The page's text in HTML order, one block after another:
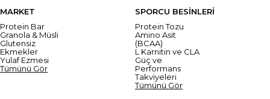
MARKET
Protein Bar
Granola & Müsli
Glutensiz
Ekmekler
Yulaf Ezmesi
Tümünü Gör
SPORCU BESİNLERİ
Protein Tozu
Amino Asit
(BCAA)
L Karnitin ve CLA
Güç ve
Performans
Takviyeleri
Tümünü Gör